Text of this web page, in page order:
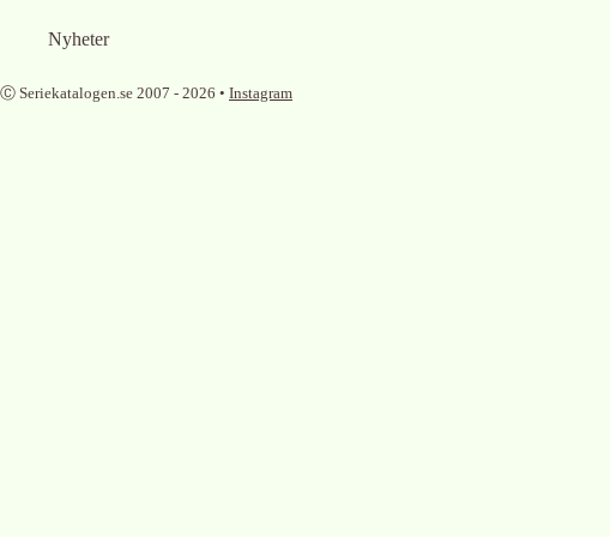
Nyheter
Ⓒ Seriekatalogen.se 2007 - 2026 • Instagram